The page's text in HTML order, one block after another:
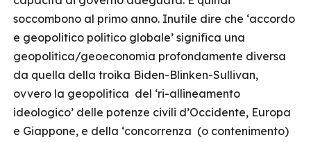
soccombono al primo anno. Inutile dire che ‘accordo
e geopolitico politico globale’ significa una
geopolitica/geoeconomia profondamente diversa
da quella della troika Biden-Blinken-Sullivan,
ovvero la geopolitica del ‘ri-allineamento
ideologico’ delle potenze civili d’Occidente, Europa
e Giappone, e della ‘concorrenza (o contenimento)